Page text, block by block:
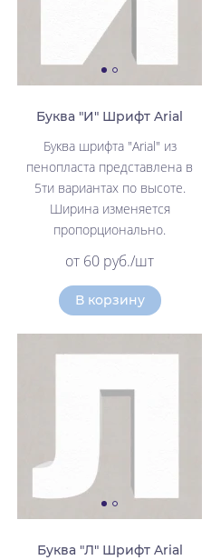
Буква "И" Шрифт Arial
Буква шрифта "Arial" из
пенопласта представлена в
5ти вариантах по высоте.
Ширина изменяется
пропорционально.
от 60 руб./шт
В корзину
Буква "Л" Шрифт Arial